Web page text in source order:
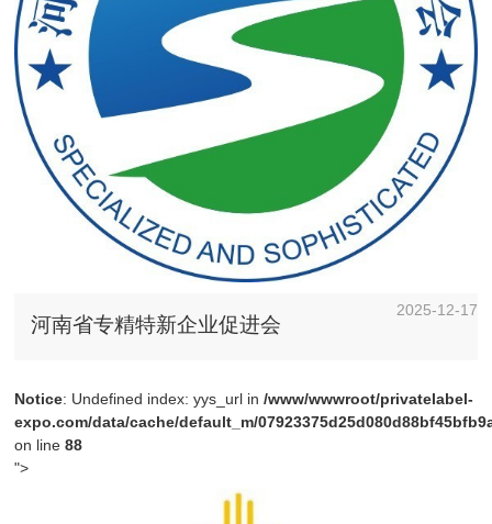
河南省专精特新企业促进会
2025-12-17
Notice: Undefined index: yys_url in/www/wwwroot/privatelabel-
expo.com/data/cache/default_m/
on line88
">